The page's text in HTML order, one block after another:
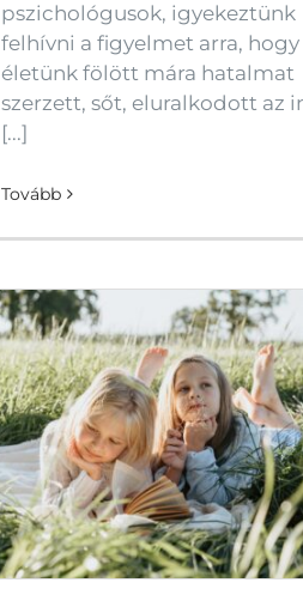
pszichológusok, igyekeztünk
felhívni a figyelmet arra, hogy
életünk fölött mára hatalmat
szerzett, sőt, eluralkodott az
[...]
Tovább